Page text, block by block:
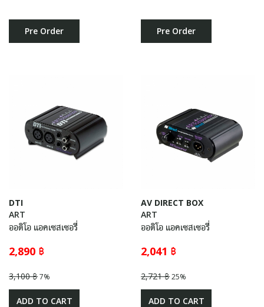
Pre Order Pre Order
DTI
ART
ออดิโอ แอคเซสเซอรี่
2,890 ฿
3,100 ฿7%
ADD TO CART
AV DIRECT BOX
ART
ออดิโอ แอคเซสเซอรี่
2,041 ฿
2,721 ฿25%
ADD TO CART